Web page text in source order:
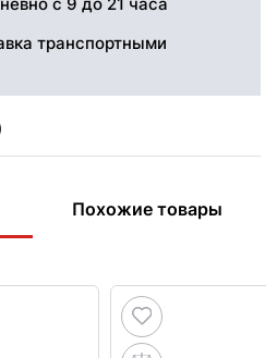
транспортными
Похожие товары